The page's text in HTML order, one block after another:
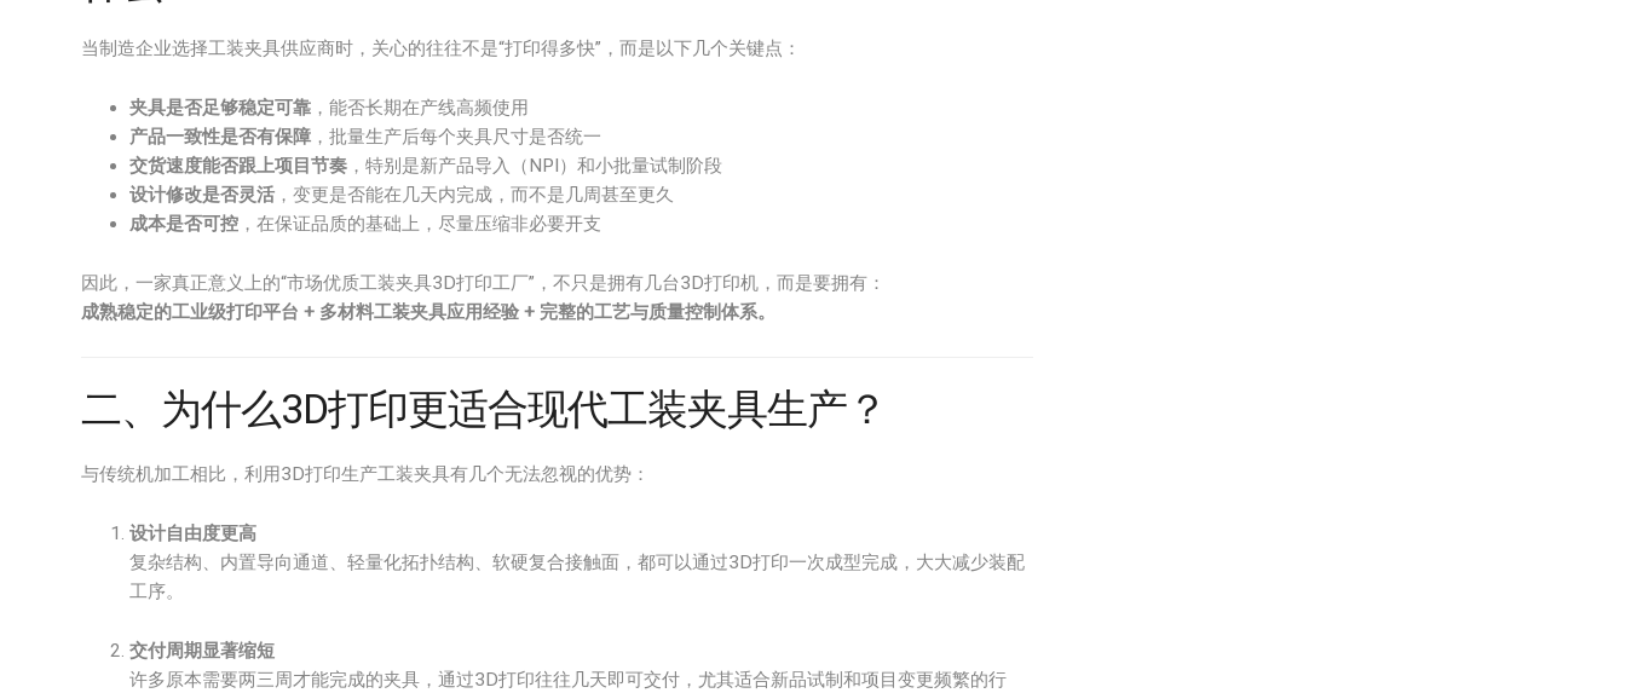
当制造企业选择工装夹具供应商时，关心的往往不是“打印得多快”，而是以下几个关键点：
夹具是否足够稳定可靠 ，能否长期在产线高频使用
产品一致性是否有保障 ，批量生产后每个夹具尺寸是否统一
交货速度能否跟上项目节奏 ，特别是新产品导入（NPI）和小批量试制阶段
设计修改是否灵活 ，变更是否能在几天内完成，而不是几周甚至更久
成本是否可控 ，在保证品质的基础上，尽量压缩非必要开支
因此，一家真正意义上的“市场优质工装夹具3D打印工厂”，不只是拥有几台3D打印机，而是要拥有：
成熟稳定的工业级打印平台 + 多材料工装夹具应用经验 + 完整的工艺与质量控制体系。
二、为什么3D打印更适合现代工装夹具生产？
与传统机加工相比，利用3D打印生产工装夹具有几个无法忽视的优势：
设计自由度更高
复杂结构、内置导向通道、轻量化拓扑结构、软硬复合接触面，都可以通过3D打印一次成型完成，大大减少装配
工序。
交付周期显著缩短
许多原本需要两三周才能完成的夹具，通过3D打印往往几天即可交付，尤其适合新品试制和项目变更频繁的行